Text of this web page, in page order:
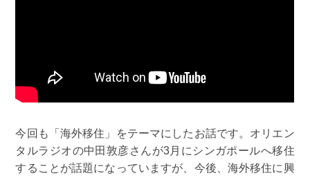
今回も「海外移住」をテーマにしたお話です。オリエン
タルラジオの中田敦彦さんが3月にシンガポールへ移住
することが話題になっていますが、今後、海外移住に興